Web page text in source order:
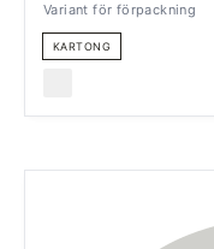
Variant för förpackning
KARTONG